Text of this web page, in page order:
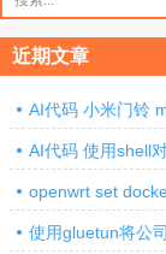
索：
近期文章
AI代码 小米门铃
AI代码 使用shell
openwrt set
使用gluetun将公